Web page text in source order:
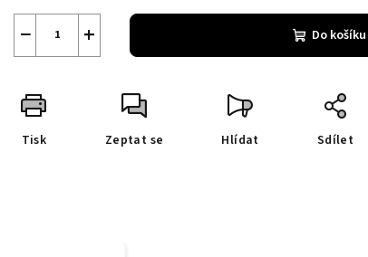
+
− Do košíku
Tisk Zeptat se Hlídat Sdílet